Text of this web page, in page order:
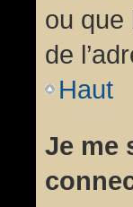
ou que
de
Haut
Je me